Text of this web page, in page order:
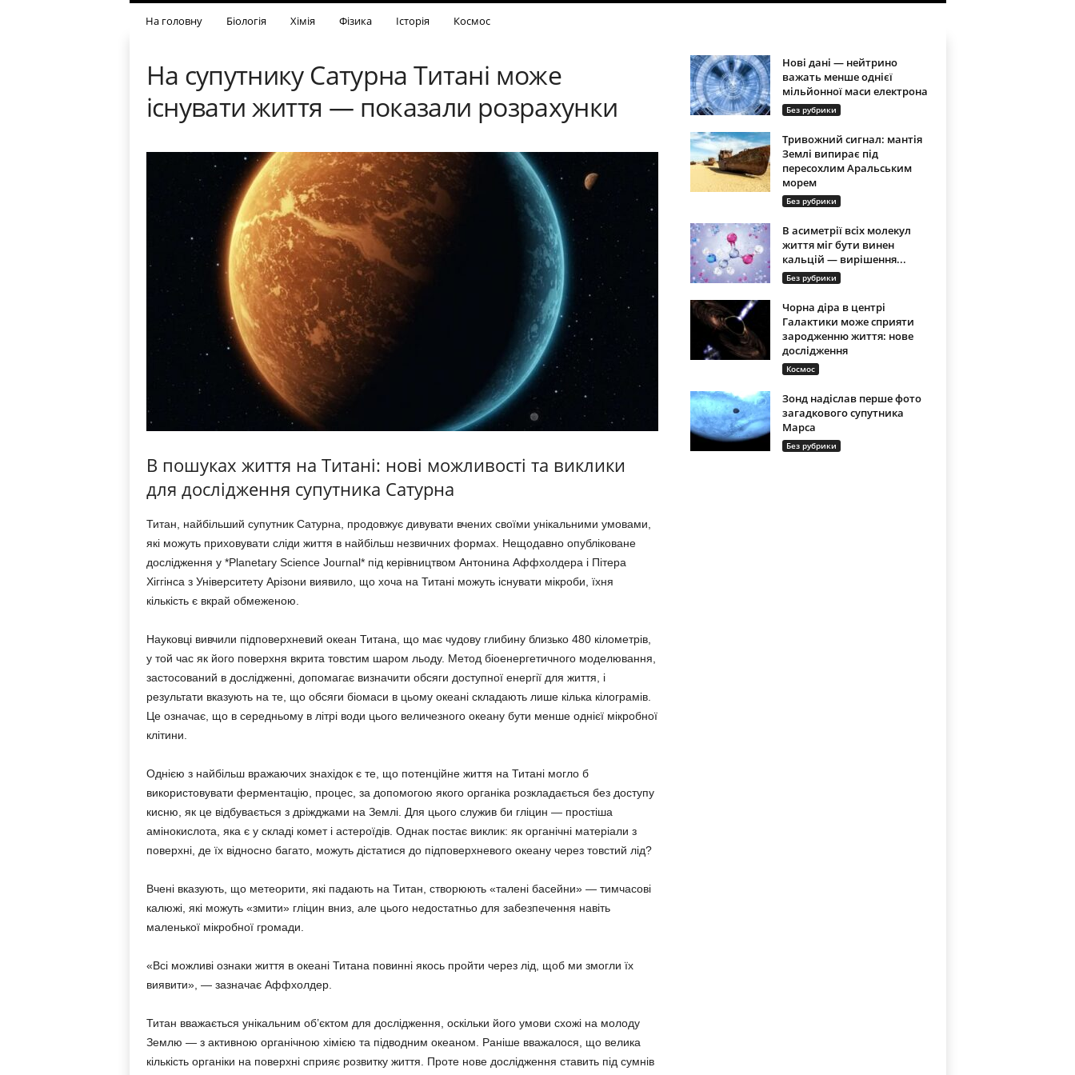
На головну Біологія Хімія Фізика Історія Космос
На супутнику Сатурна Титані може
існувати життя — показали розрахунки
В пошуках життя на Титані: нові можливості та виклики
для дослідження супутника Сатурна
Титан, найбільший супутник Сатурна, продовжує дивувати вчених своїми унікальними умовами,
які можуть приховувати сліди життя в найбільш незвичних формах. Нещодавно опубліковане
дослідження у *Planetary Science Journal* під керівництвом Антонина Аффхолдера і Пітера
Хіггінса з Університету Арізони виявило, що хоча на Титані можуть існувати мікроби, їхня
кількість є вкрай обмеженою.
Науковці вивчили підповерхневий океан Титана, що має чудову глибину близько 480 кілометрів,
у той час як його поверхня вкрита товстим шаром льоду. Метод біоенергетичного моделювання,
застосований в дослідженні, допомагає визначити обсяги доступної енергії для життя, і
результати вказують на те, що обсяги біомаси в цьому океані складають лише кілька кілограмів.
Це означає, що в середньому в літрі води цього величезного океану бути менше однієї мікробної
клітини.
Однією з найбільш вражаючих знахідок є те, що потенційне життя на Титані могло б
використовувати ферментацію, процес, за допомогою якого органіка розкладається без доступу
кисню, як це відбувається з дріжджами на Землі. Для цього служив би гліцин — простіша
амінокислота, яка є у складі комет і астероїдів. Однак постає виклик: як органічні матеріали з
поверхні, де їх відносно багато, можуть дістатися до підповерхневого океану через товстий лід?
Вчені вказують, що метеорити, які падають на Титан, створюють «талені басейни» — тимчасові
калюжі, які можуть «змити» гліцин вниз, але цього недостатньо для забезпечення навіть
маленької мікробної громади.
«Всі можливі ознаки життя в океані Титана повинні якось пройти через лід, щоб ми змогли їх
виявити», — зазначає Аффхолдер.
Титан вважається унікальним об’єктом для дослідження, оскільки його умови схожі на молоду
Землю — з активною органічною хімією та підводним океаном. Раніше вважалося, що велика
кількість органіки на поверхні сприяє розвитку життя. Проте нове дослідження ставить під сумнів
Нові дані — нейтрино
важать менше однієї
мільйонної маси електрона
Без рубрики
Тривожний сигнал: мантія
Землі випирає під
пересохлим Аральським
морем
Без рубрики
В асиметрії всіх молекул
життя міг бути винен
кальцій — вирішення...
Без рубрики
Чорна діра в центрі
Галактики може сприяти
зародженню життя: нове
дослідження
Космос
Зонд надіслав перше фото
загадкового супутника
Марса
Без рубрики